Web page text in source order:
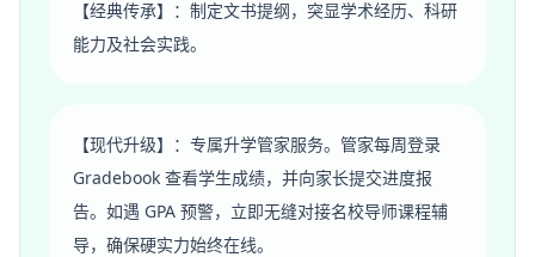
【经典传承】：制定文书提纲，突显学术经历、科研
能力及社会实践。
【现代升级】：专属升学管家服务。管家每周登录
Gradebook 查看学生成绩，并向家长提交进度报
告。如遇 GPA 预警，立即无缝对接名校导师课程辅
导，确保硬实力始终在线。